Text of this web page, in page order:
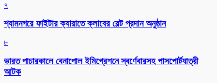
৭
শ্যামনগরে ফাইটার ক্যারাতে ক্লাবের বেল্ট প্রদান অনুষ্ঠান
৮
ভারত পাচারকালে বেনাপোল ইমিগ্রেশনে স্বর্ণেবারসহ পাসপোর্টযাত্রী
আটক